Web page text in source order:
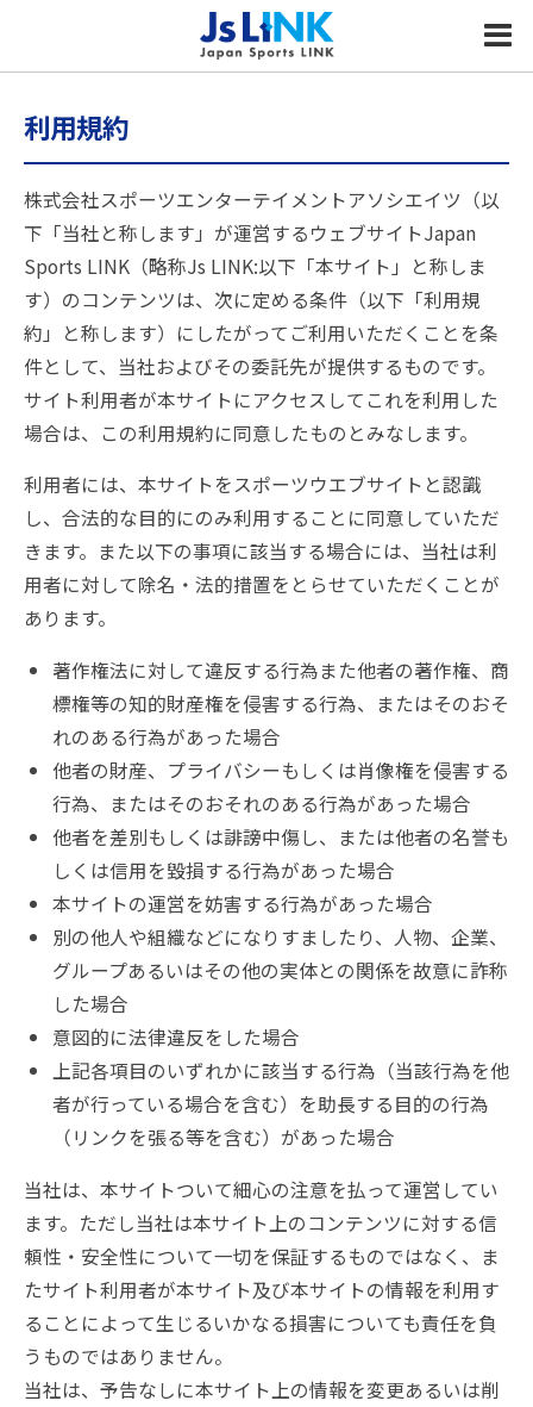
利用規約
株式会社スポーツエンターテイメントアソシエイツ（以
下「当社と称します」が運営するウェブサイトJapan
Sports LINK（略称Js LINK:以下「本サイト」と称しま
す）のコンテンツは、次に定める条件（以下「利用規
約」と称します）にしたがってご利用いただくことを条
件として、当社およびその委託先が提供するものです。
サイト利用者が本サイトにアクセスしてこれを利用した
場合は、この利用規約に同意したものとみなします。
利用者には、本サイトをスポーツウエブサイトと認識
し、合法的な目的にのみ利用することに同意していただ
きます。また以下の事項に該当する場合には、当社は利
用者に対して除名・法的措置をとらせていただくことが
あります。
著作権法に対して違反する行為また他者の著作権、商
標権等の知的財産権を侵害する行為、またはそのおそ
れのある行為があった場合
他者の財産、プライバシーもしくは肖像権を侵害する
行為、またはそのおそれのある行為があった場合
他者を差別もしくは誹謗中傷し、または他者の名誉も
しくは信用を毀損する行為があった場合
本サイトの運営を妨害する行為があった場合
別の他人や組織などになりすましたり、人物、企業、
グループあるいはその他の実体との関係を故意に詐称
した場合
意図的に法律違反をした場合
上記各項目のいずれかに該当する行為（当該行為を他
者が行っている場合を含む）を助長する目的の行為
（リンクを張る等を含む）があった場合
当社は、本サイトついて細心の注意を払って運営してい
ます。ただし当社は本サイト上のコンテンツに対する信
頼性・安全性について一切を保証するものではなく、ま
たサイト利用者が本サイト及び本サイトの情報を利用す
ることによって生じるいかなる損害についても責任を負
うものではありません。
当社は、予告なしに本サイト上の情報を変更あるいは削